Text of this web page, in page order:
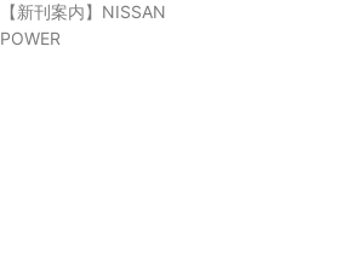
【新刊案内】NISSAN
POWER